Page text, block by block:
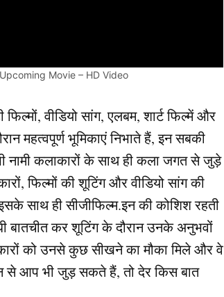
Movie – HD Video
वीडियो सांग, एलबम, शार्ट फिल्में और
महत्वपूर्ण भूमिकाएं निभाते हैं, इन सबकी
नामी कलाकारों के साथ ही कला जगत से जुड़े
फिल्मों की शूटिंग और वीडियो सांग की
साथ ही सीजीफिल्म.इन की कोशिश रहती
बातचीत कर शूटिंग के दौरान उनके अनुभवों
को उनसे कुछ सीखने का मौका मिले और वे
से आप भी जुड़ सकते हैं, तो देर किस बात